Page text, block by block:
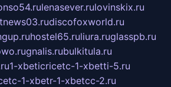
lenasever.rulovinskix.ru
discofoxworld.ru
hostel65.ruliura.ruglasspb.ru
gnalis.rubulkitula.ru
1-xbeticricetc-1-xbetti-5.ru
1-xbetr-1-xbetcc-2.ru